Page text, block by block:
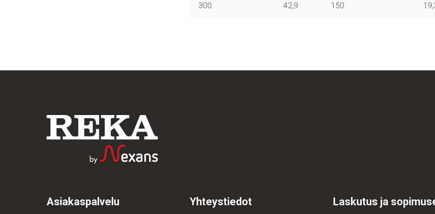
300 42,9 150
Asiakaspalvelu Yhteystiedot Laskutus ja